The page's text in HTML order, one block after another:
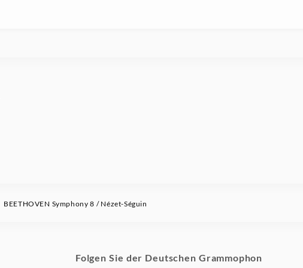
BEETHOVEN Symphony 8 / Nézet-Séguin
Folgen Sie der Deutschen Grammophon